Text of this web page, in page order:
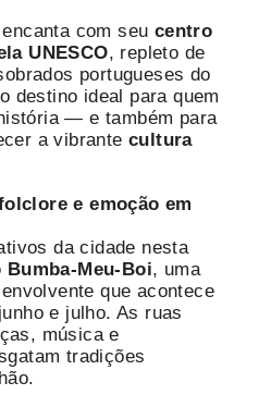
com seu centro
UNESCO, repleto de
portugueses do
destino ideal para quem
— e também para
a vibrante cultura
e emoção em
da cidade nesta
Bumba-Meu-Boi, uma
que acontece
e julho. As ruas
música e
tradições